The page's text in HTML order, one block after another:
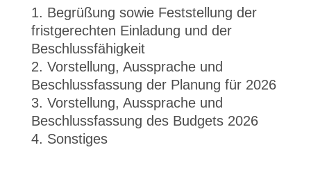
Begrüßung sowie Feststellung der
fristgerechten Einladung und der
Beschlussfähigkeit
Vorstellung, Aussprache und
Beschlussfassung der Planung für 2026
Vorstellung, Aussprache und
Beschlussfassung des Budgets 2026
Sonstiges